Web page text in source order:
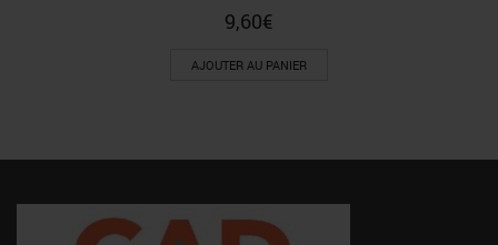
9,60€
AJOUTER AU PANIER